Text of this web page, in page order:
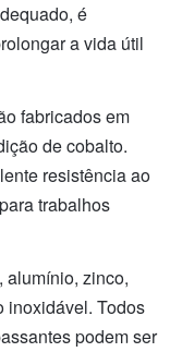
é
a vida útil
fabricados em
de cobalto.
resistência ao
trabalhos
alumínio, zinco,
inoxidável. Todos
podem ser